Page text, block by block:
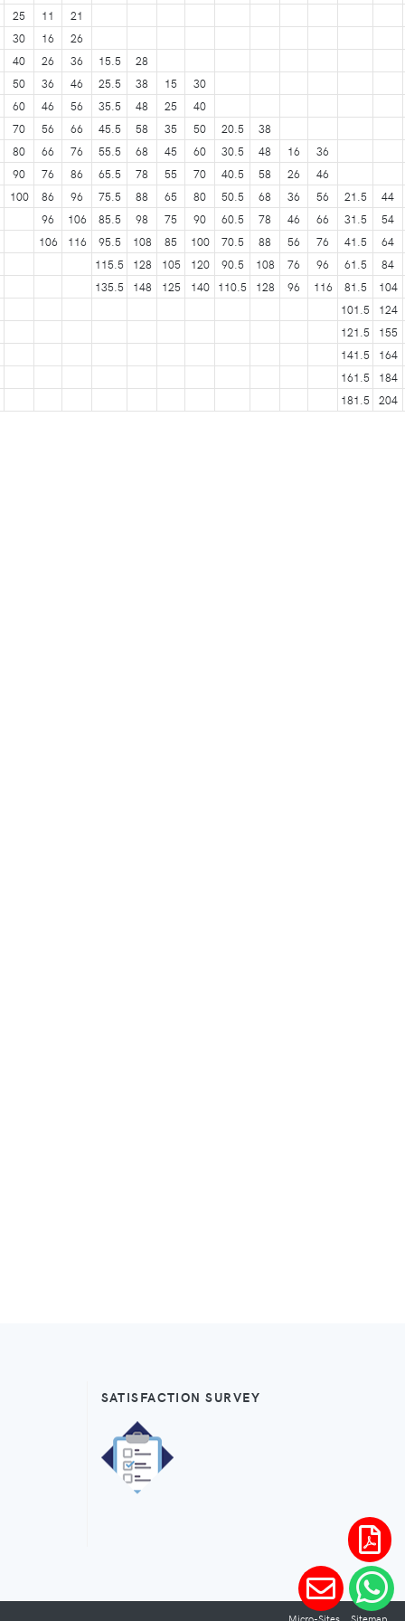
25 11
21
30
16
26
40
26 36 15.5
28
50
36 46 25.5 38 15
30
60
46 56 35.5 48 25
40
70
56 66 45.5 58 35 50 20.5
38
80
66 76 55.5 68 45 60 30.5 48 16
36
90
76 86 65.5 78 55 70 40.5 58 26
46
100
86 96 75.5 88 65 80 50.5 68 36 56 21.5
44
96
106 85.5 98 75 90 60.5 78 46 66 31.5
54
106
116 95.5 108 85 100 70.5 88 56 76 41.5
64
115.5
128 105 120 90.5 108 76 96 61.5
84
135.5
148 125 140 110.5 128 96 116 81.5
104
101.5
124
121.5
155
141.5
164
161.5
184
181.5
204
SATISFACTION SURVEY